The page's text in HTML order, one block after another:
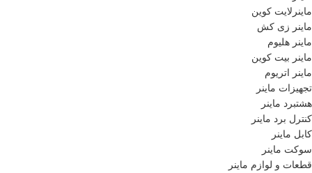
ماینرلایت کوین
ماینر زی کش
ماینر هلیوم
ماینر بیت کوین
ماینر اتریوم
تجهیزات ماینر
هشتبرد ماینر
کنترل برد ماینر
کابل ماینر
سوکت ماینر
قطعات و لوازم ماینر